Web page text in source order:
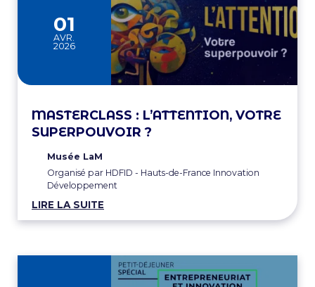
01
AVR.
2026
MASTERCLASS : L’ATTENTION, VOTRE
SUPERPOUVOIR ?
Musée LaM
Organisé par HDFID - Hauts-de-France Innovation
Développement
LIRE LA SUITE